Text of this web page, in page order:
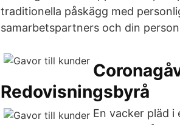
traditionella påskägg med
samarbetspartners och din
Redovisningsbyrå
En vacker pläd